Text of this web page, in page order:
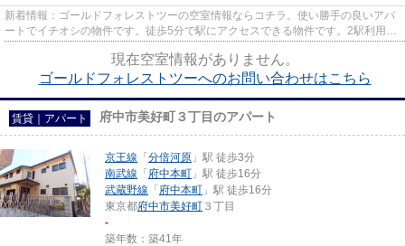
新着情報：ゴールドフォレストツーの空室情報ならコチラ。使い勝手の良いアパ
ートでイチオシの物件です。徒歩5分で駅にアクセスできる物件です。2駅利用で
現在空室情報がありません。
ゴールドフォレストツーへのお問い合わせはこちら
賃貸｜アパート 府中市美好町３丁目のアパート
京王線 「 分倍河原 」駅 徒歩3分
南武線 「 府中本町 」駅 徒歩16分
武蔵野線 「 府中本町 」駅 徒歩16分
東京都府中市美好町 ３丁目
-
築年数：築41年